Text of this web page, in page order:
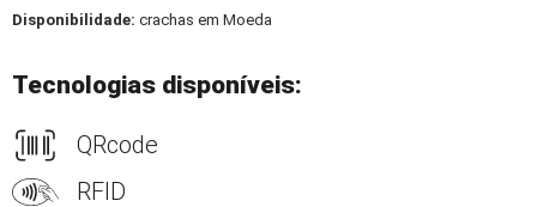
Disponibilidade: crachas em Moeda
Tecnologias disponíveis:
QRcode
RFID